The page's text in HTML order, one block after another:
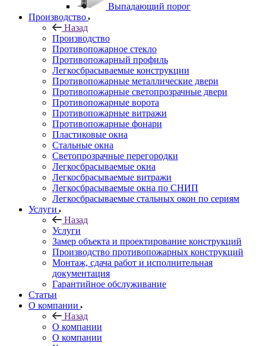
Выпадающий порог
Производство
Назад
Производство
Противопожарное стекло
Противопожарный профиль
Легкосбрасываемые конструкции
Противопожарные металлические двери
Противопожарные светопрозрачные двери
Противопожарные ворота
Противопожарные витражи
Противопожарные фонари
Пластиковые окна
Стальные окна
Светопрозрачные перегородки
Легкосбрасываемые окна
Легкосбрасываемые витражи
Легкосбрасываемые окна по СНИП
Легкосбрасываемые стальных окон по сериям
Услуги
Назад
Услуги
Замер объекта и проектирование конструкций
Производство противопожарных конструкций
Монтаж, сдача работ и исполнительная
документация
Гарантийное обслуживание
Статьи
О компании
Назад
О компании
О компании